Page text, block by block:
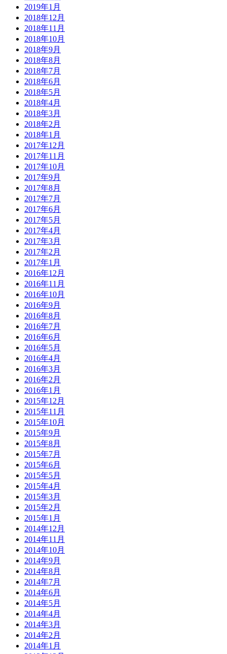
2019年1月
2018年12月
2018年11月
2018年10月
2018年9月
2018年8月
2018年7月
2018年6月
2018年5月
2018年4月
2018年3月
2018年2月
2018年1月
2017年12月
2017年11月
2017年10月
2017年9月
2017年8月
2017年7月
2017年6月
2017年5月
2017年4月
2017年3月
2017年2月
2017年1月
2016年12月
2016年11月
2016年10月
2016年9月
2016年8月
2016年7月
2016年6月
2016年5月
2016年4月
2016年3月
2016年2月
2016年1月
2015年12月
2015年11月
2015年10月
2015年9月
2015年8月
2015年7月
2015年6月
2015年5月
2015年4月
2015年3月
2015年2月
2015年1月
2014年12月
2014年11月
2014年10月
2014年9月
2014年8月
2014年7月
2014年6月
2014年5月
2014年4月
2014年3月
2014年2月
2014年1月